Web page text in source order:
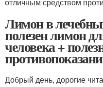
Лимон в
полезен лимон
человека +
Добрый день, дорогие